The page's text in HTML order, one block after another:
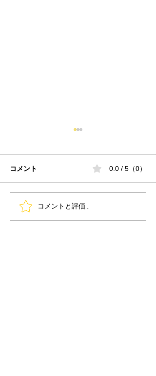
『日本3Dプリンティング
矯正歯科学会 第5回学術
コメント 0.0 / 5（0）
コメントと評価...